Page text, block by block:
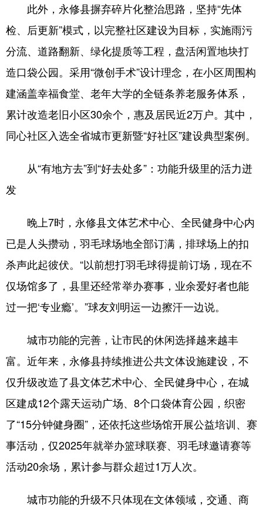
Deutsch Português
此外，永修县摒弃碎片化整治思路，坚持“先体
检、后更新”模式，以完整社区建设为目标，实施雨污
分流、道路翻新、绿化提质等工程，盘活闲置地块打
造口袋公园。采用“微创手术”设计理念，在小区周围构
建涵盖幸福食堂、老年大学的全链条养老服务体系，
累计改造老旧小区30余个，惠及居民近2万户。其中，
同心社区入选全省城市更新暨“好社区”建设典型案例。
从“有地方去”到“好去处多”：功能升级里的活力迸
发
晚上7时，永修县文体艺术中心、全民健身中心内
已是人头攒动，羽毛球场地全部订满，排球场上的扣
杀声此起彼伏。“以前想打羽毛球得提前订场，现在不
仅场馆多了，县里还经常举办赛事，业余爱好者也能
过一把‘专业瘾’。”球友刘明运一边擦汗一边说。
城市功能的完善，让市民的休闲选择越来越丰
富。近年来，永修县持续推进公共文体设施建设，不
仅升级改造了县文体艺术中心、全民健身中心，在城
区建成12个露天运动广场、8个口袋体育公园，织密
了“15分钟健身圈”，还依托这些场馆开展公益培训、赛
事活动，仅2025年就举办篮球联赛、羽毛球邀请赛等
活动20余场，累计参与群众超过1万人次。
城市功能的升级不只体现在文体领域，交通、商